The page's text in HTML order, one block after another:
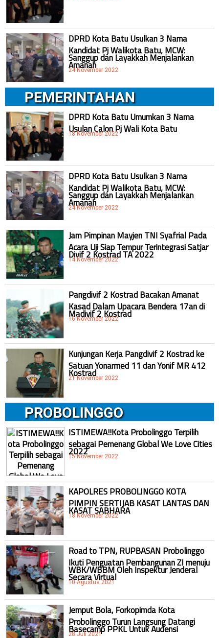
DPRD Kota Batu Usulkan 3 Nama
Kandidat Pj Walikota Batu, MCW:
Sanggup dan Layakkah Menjalankan
Amanah
24 November 2022
PEMERINTAHAN
DPRD Kota Batu Umumkan 3 Nama
Usulan Calon Pj Wali Kota Batu
18 November 2022
DPRD Kota Batu Usulkan 3 Nama
Kandidat Pj Walikota Batu, MCW:
Sanggup dan Layakkah Menjalankan
Amanah
24 November 2022
Jam Pimpinan Mayjen TNI Syafrial Pada
Acara Uji Siap Tempur Terintegrasi Satjar
Divif 2 Kostrad TA 2022
14 November 2022
Pangdivif 2 Kostrad Bacakan Amanat
Kasad Dalam Upacara Bendera 17an di
Madivif 2 Kostrad
16 November 2022
Kunjungan Kerja Pangdivif 2 Kostrad ke
Satuan Yonarmed 11 dan Yonif MR 412
Kostrad
21 November 2022
PROBOLINGGO
ISTIMEWA!!Kota Probolinggo Terpilih
sebagai Pemenang Global We Love Cities
2022
15 November 2022
KAPOLRES PROBOLINGGO KOTA
PIMPIN SERTIJAB KASAT LANTAS DAN
KASAT SABHARA
18 November 2022
Road to TPN, RUPBASAN Probolinggo
Ikuti Penguatan Pembangunan ZI menuju
WBK/WBBM Oleh Inspektur Jenderal
Secara Virtual
10 Agustus 2021
Jemput Bola, Forkopimda Kota
Probolinggo Turun Langsung Datangi
Basecamp PPKL Untuk Audensi
28 Juli 2021